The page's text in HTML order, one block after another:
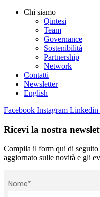
Chi siamo
Qintesi
Team
Governance
Sostenibilità
Partnership
Network
Contatti
Newsletter
English
Facebook Instagram Linkedin
Ricevi la nostra
Compila il form qui di seguito
aggiornato sulle novità e gli